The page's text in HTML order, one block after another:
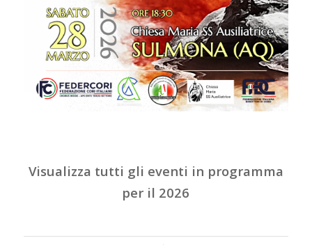
Visualizza tutti gli eventi in programma
per il 2026